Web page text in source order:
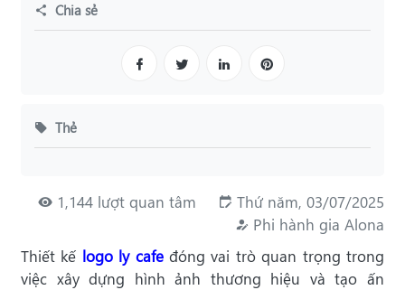
1,144 lượt quan tâm
Thứ năm, 03/07/2025
Phi hành gia Alona
Thiết kế logo ly cafeđóng vai trò quan trọng trong
việc xây dựng hình ảnh thương hiệu và tạo ấn
Chia sẻ
Thẻ